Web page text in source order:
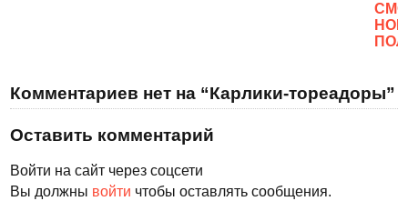
Комментариев нет на “Карлики-тореадоры”
Оставить комментарий
Войти на сайт через соцсети
Вы должны войти чтобы оставлять сообщения.